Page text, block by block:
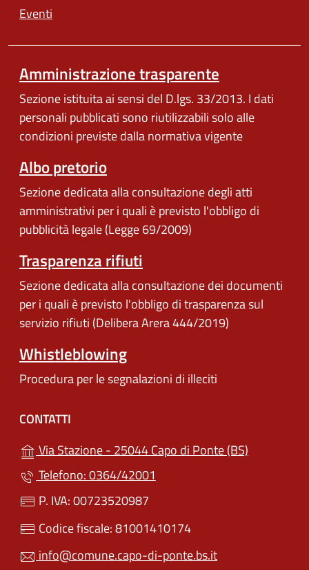
Eventi
Amministrazione trasparente
Sezione istituita ai sensi del D.lgs. 33/2013. I dati
personali pubblicati sono riutilizzabili solo alle
condizioni previste dalla normativa vigente
Albo pretorio
Sezione dedicata alla consultazione degli atti
amministrativi per i quali è previsto l'obbligo di
pubblicità legale (Legge 69/2009)
Trasparenza rifiuti
Sezione dedicata alla consultazione dei documenti
per i quali è previsto l'obbligo di trasparenza sul
servizio rifiuti (Delibera Arera 444/2019)
Whistleblowing
Procedura per le segnalazioni di illeciti
CONTATTI
Via Stazione - 25044 Capo di Ponte (BS)
Telefono: 0364/42001
P. IVA: 00723520987
Codice fiscale: 81001410174
info@comune.capo-di-ponte.bs.it